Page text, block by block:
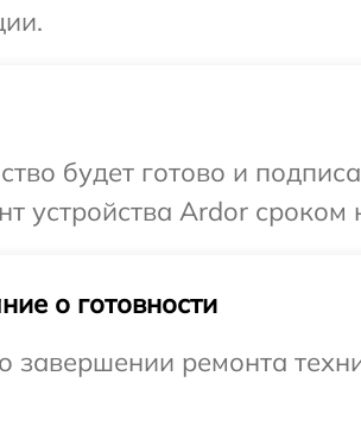
будет готово и
устройства Ardor сроком
о готовности
ремонта